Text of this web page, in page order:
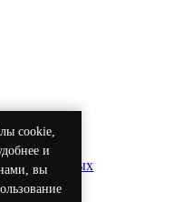
cookie,
и
выданных